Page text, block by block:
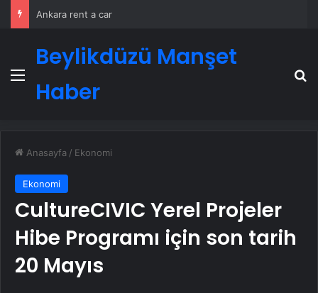
Ankara rent a car
Menü
Beylikdüzü Manşet
Haber
Anasayfa / Ekonomi
Ekonomi
CultureCIVIC Yerel Projeler
Hibe Programı için son tarih
20 Mayıs